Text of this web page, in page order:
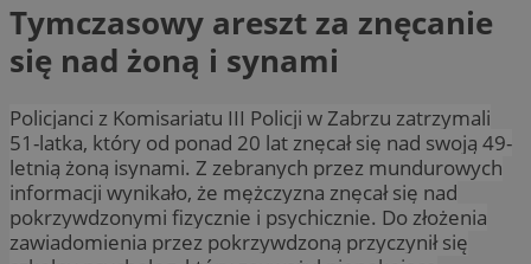
Tymczasowy areszt za znęcanie
się nad żoną i synami
Policjanci z Komisariatu III Policji w Zabrzu zatrzymali
51-latka, który od ponad 20 lat znęcał się nad swoją 49-
letnią żoną isynami. Z zebranych przez mundurowych
informacji wynikało, że mężczyzna znęcał się nad
pokrzywdzonymi fizycznie i psychicznie. Do złożenia
zawiadomienia przez pokrzywdzoną przyczynił się